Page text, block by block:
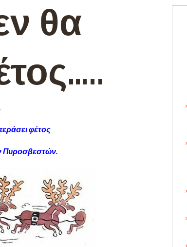
θα
φέτος
Πυροσβεστών.